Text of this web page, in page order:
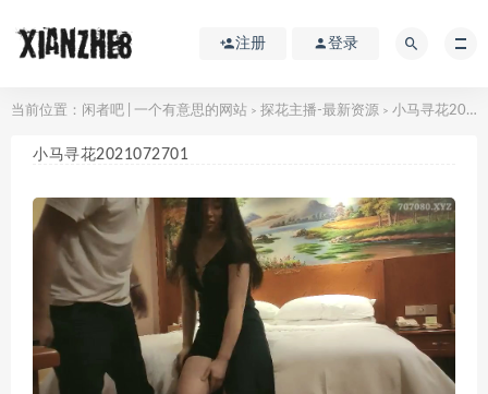
注册 登录
当前位置： 闲者吧 | 一个有意思的网站 > 探花主播-最新资源 > 小马寻花2021072701
小马寻花2021072701